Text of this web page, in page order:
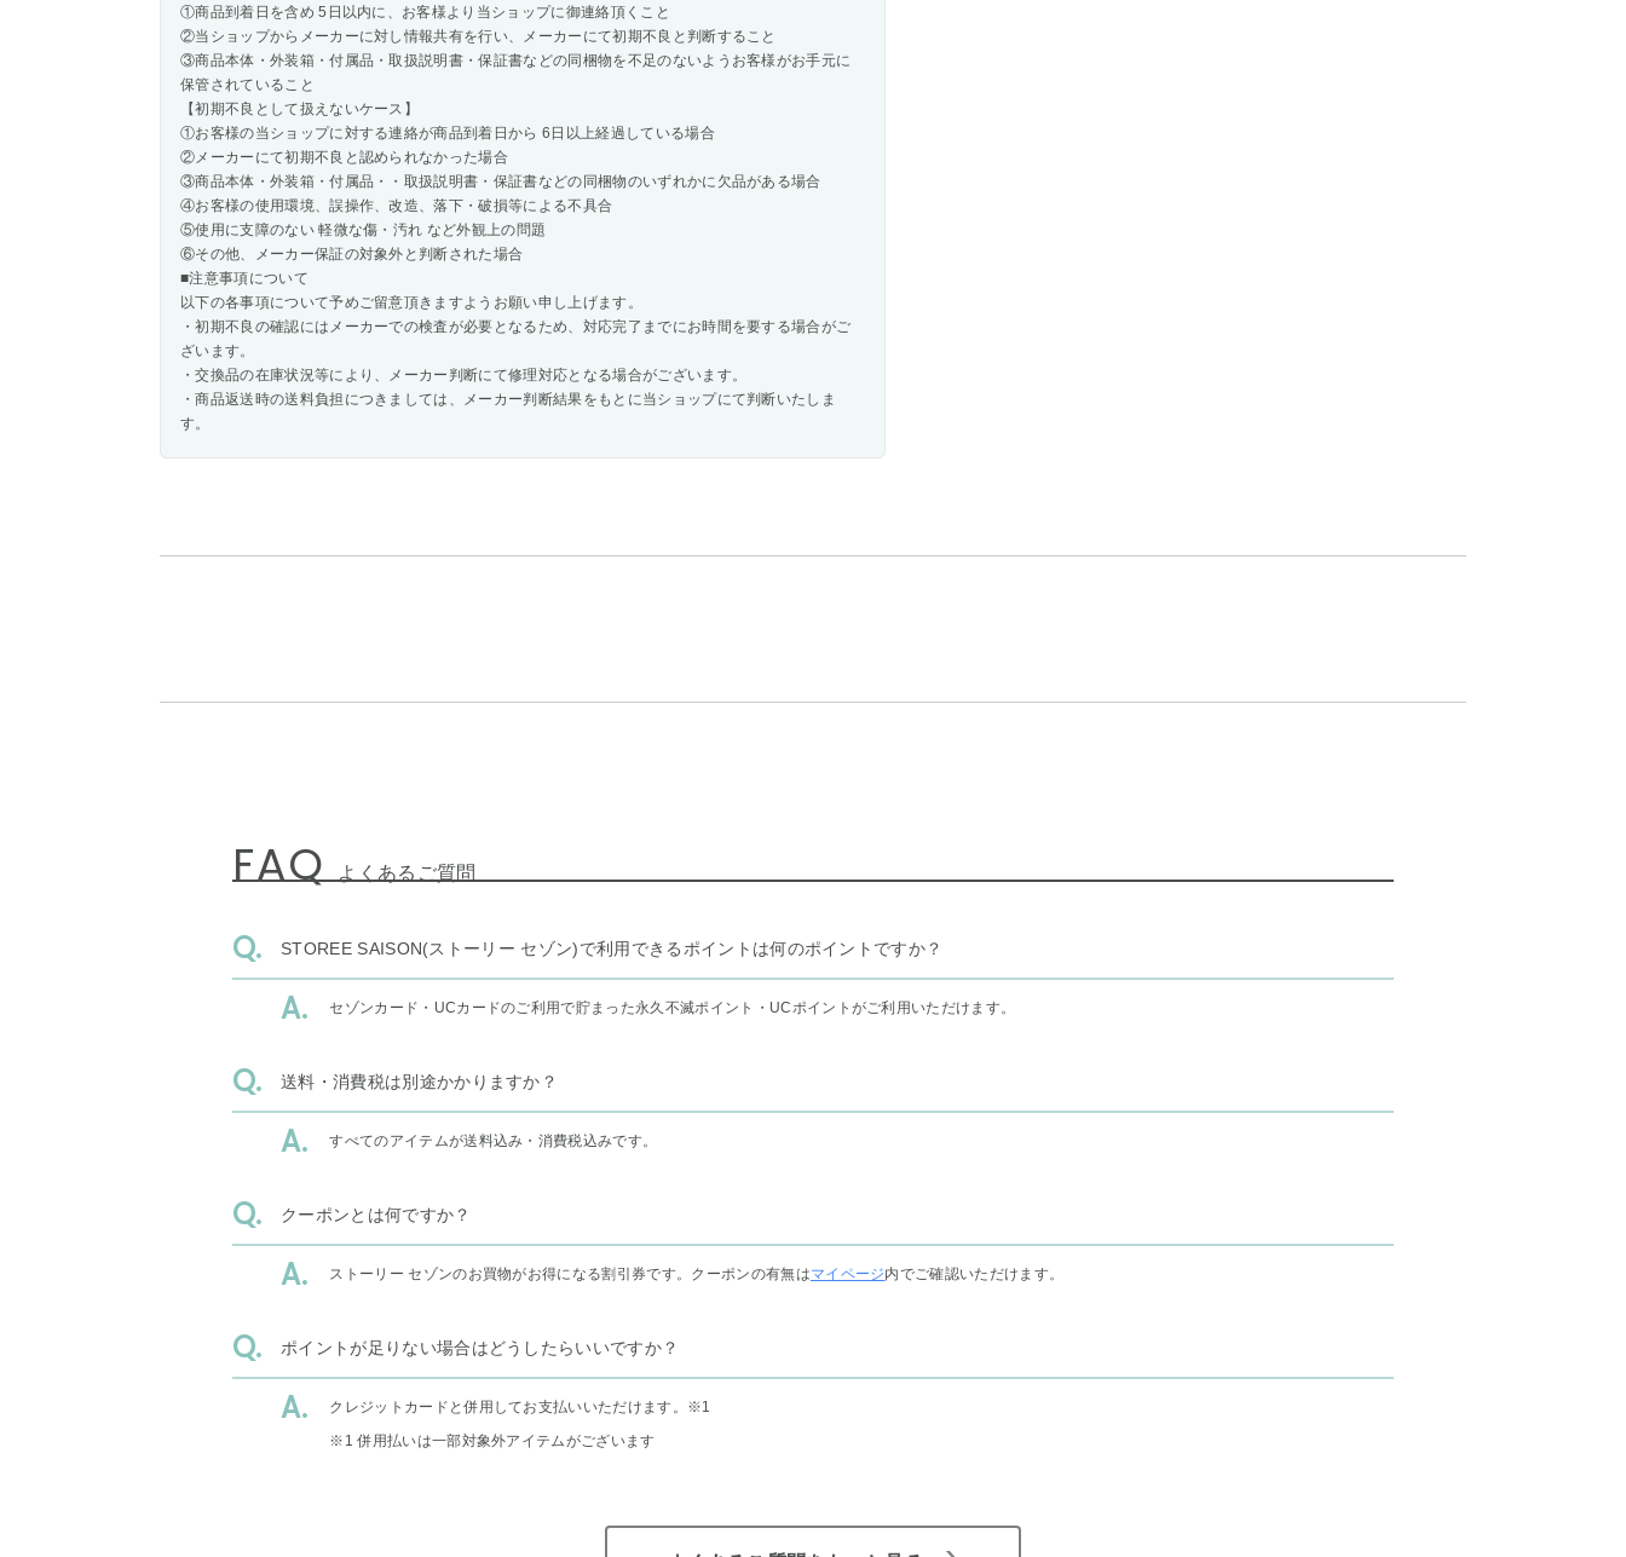
①商品到着日を含め 5日以内に、お客様より当ショップに御連絡頂くこと
②当ショップからメーカーに対し情報共有を行い、メーカーにて初期不良と判断すること
③商品本体・外装箱・付属品・取扱説明書・保証書などの同梱物を不足のないようお客様がお手元に
保管されていること
【初期不良として扱えないケース】
①お客様の当ショップに対する連絡が商品到着日から 6日以上経過している場合
②メーカーにて初期不良と認められなかった場合
③商品本体・外装箱・付属品・・取扱説明書・保証書などの同梱物のいずれかに欠品がある場合
④お客様の使用環境、誤操作、改造、落下・破損等による不具合
⑤使用に支障のない 軽微な傷・汚れ など外観上の問題
⑥その他、メーカー保証の対象外と判断された場合
■注意事項について
以下の各事項について予めご留意頂きますようお願い申し上げます。
・初期不良の確認にはメーカーでの検査が必要となるため、対応完了までにお時間を要する場合がご
ざいます。
・交換品の在庫状況等により、メーカー判断にて修理対応となる場合がございます。
・商品返送時の送料負担につきましては、メーカー判断結果をもとに当ショップにて判断いたしま
す。
FAQ よくあるご質問
STOREE SAISON(ストーリー セゾン)で利用できるポイントは何のポイントですか？
セゾンカード・UCカードのご利用で貯まった永久不滅ポイント・UCポイントがご利用いただけます。
送料・消費税は別途かかりますか？
すべてのアイテムが送料込み・消費税込みです。
クーポンとは何ですか？
ストーリー セゾンのお買物がお得になる割引券です。クーポンの有無はマイページ内でご確認いただけます。
ポイントが足りない場合はどうしたらいいですか？
クレジットカードと併用してお支払いいただけます。 ※1
※1 併用払いは一部対象外アイテムがございます